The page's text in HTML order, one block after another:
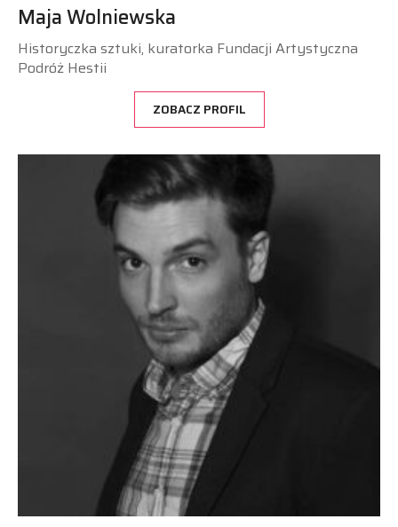
Maja Wolniewska
Historyczka sztuki, kuratorka Fundacji Artystyczna
Podróż Hestii
ZOBACZ PROFIL